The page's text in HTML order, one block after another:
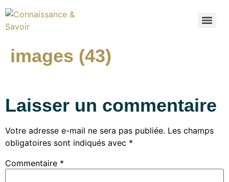
images (43)
Laisser un commentaire
Votre adresse e-mail ne sera pas publiée. Les champs
obligatoires sont indiqués avec *
Commentaire *